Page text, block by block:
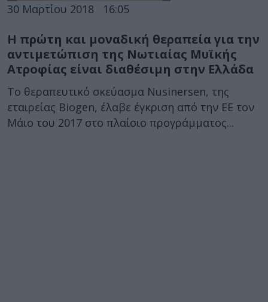
30 Μαρτίου 2018 16:05
H πρώτη και μοναδική θεραπεία για την
αντιμετώπιση της Νωτιαίας Μυϊκής
Ατροφίας είναι διαθέσιμη στην Ελλάδα
Το θεραπευτικό σκεύασμα Nusinersen, της
εταιρείας Biogen, έλαβε έγκριση από την ΕΕ τον
Μάιο του 2017 στο πλαίσιο προγράμματος...